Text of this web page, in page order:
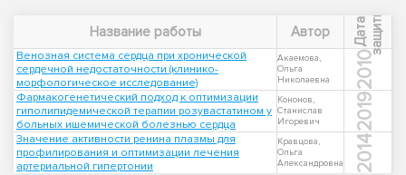
Название работы Автор Д
а
т
а
з
а
щ
и
т ы
Венозная система сердца при хронической
сердечной недостаточности (клинико-
морфологическое исследование)
Акаемова,
Ольга
Николаевна
2010
Фармакогенетический подход к оптимизации
гиполипидемической терапии розувастатином у
больных ишемической болезнью сердца
Кононов,
Станислав
Игоревич
2019
Значение активности ренина плазмы для
профилирования и оптимизации лечения
артериальной гипертонии
Кравцова,
Ольга
Александровна
2014